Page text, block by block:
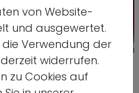
Quelle:
zur Olympia-
von Website-
und ausgewertet.
die Verwendung der
widerrufen.
zu Cookies auf